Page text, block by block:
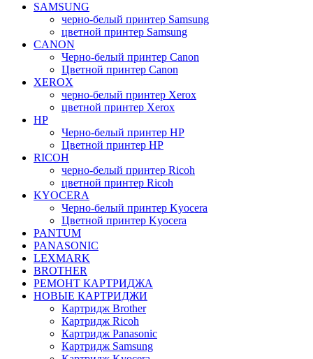
SAMSUNG
черно-белый принтер Samsung
цветной принтер Samsung
CANON
Черно-белый принтер Canon
Цветной принтер Canon
XEROX
черно-белый принтер Xerox
цветной принтер Xerox
HP
Черно-белый принтер HP
Цветной принтер HP
RICOH
черно-белый принтер Ricoh
цветной принтер Ricoh
KYOCERA
Черно-белый принтер Kyocera
Цветной принтер Kyocera
PANTUM
PANASONIC
LEXMARK
BROTHER
РЕМОНТ КАРТРИДЖА
НОВЫЕ КАРТРИДЖИ
Картридж Brother
Картридж Ricoh
Картридж Panasonic
Картридж Samsung